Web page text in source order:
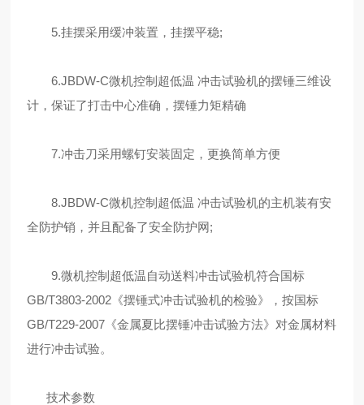
5.挂摆采用缓冲装置，挂摆平稳;
6.JBDW-C微机控制超低温 冲击试验机的摆锤三维设
计，保证了打击中心准确，摆锤力矩精确
7.冲击刀采用螺钉安装固定，更换简单方便
8.JBDW-C微机控制超低温 冲击试验机的主机装有安
全防护销，并且配备了安全防护网;
9.微机控制超低温自动送料冲击试验机符合国标
GB/T3803-2002《摆锤式冲击试验机的检验》，按国标
GB/T229-2007《金属夏比摆锤冲击试验方法》对金属材料
进行冲击试验。
技术参数